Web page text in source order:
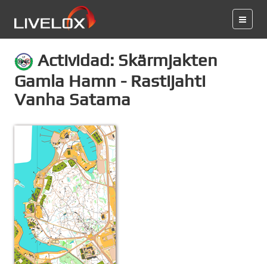
Actividad: Skärmjakten
Gamla Hamn - Rastijahti
Vanha Satama